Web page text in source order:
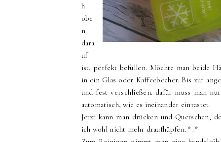
h
obe
n
dara
uf
ist, perfekt befüllen. Möchte man beide
in ein Glas oder Kaffeebecher. Bis zur
und fest verschließen. dafür muss man
automatisch, wie es ineinander einrastet.
Jetzt kann man drücken und Quetschen,
ich wohl nicht mehr draufhüpfen. *_*